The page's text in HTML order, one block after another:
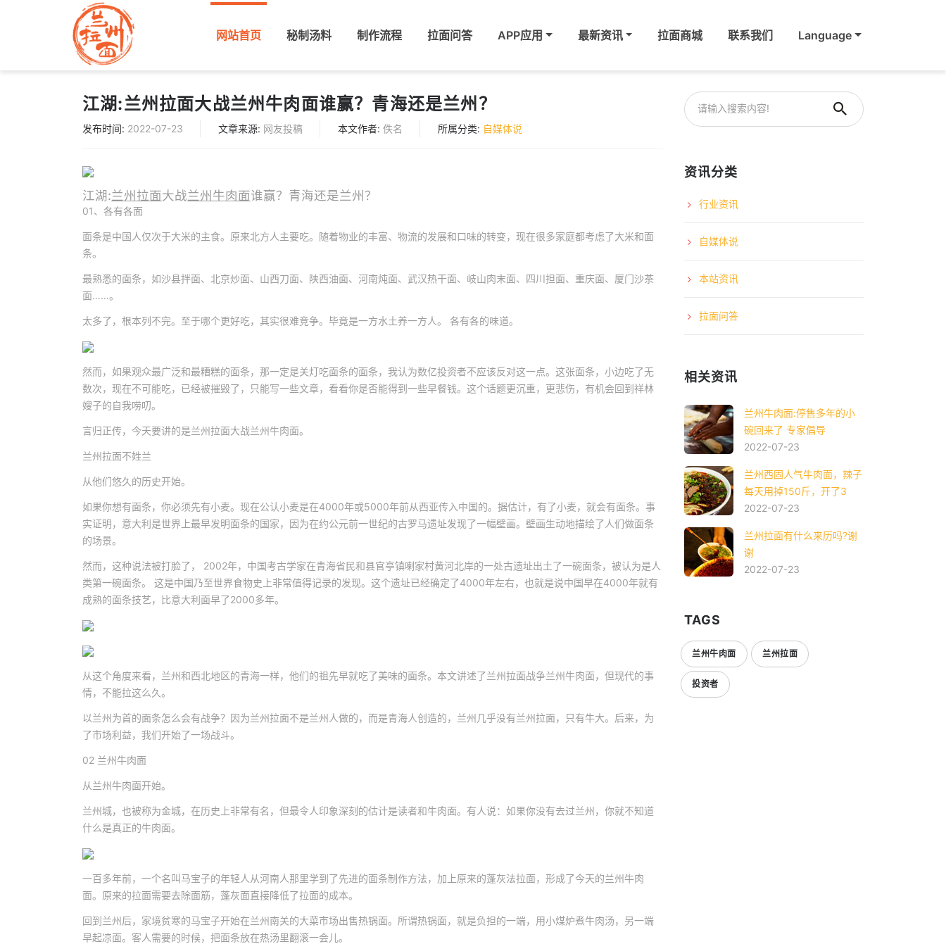
网站首页(current)秘制汤料 制作流程 拉面问答 APP应用 最新资讯 拉面商城 联系我们 Language
江湖:兰州拉面大战兰州牛肉面谁赢？青海还是兰州？
发布时间: 2022-07-23 文章来源: 网友投稿 本文作者: 佚名 所属分类: 自媒体说
江湖:兰州拉面大战兰州牛肉面谁赢？青海还是兰州？
01、各有各面
面条是中国人仅次于大米的主食。原来北方人主要吃。随着物业的丰富、物流的发展和口味的转变，现在很多家庭都考虑了大米和面
条。
最熟悉的面条，如沙县拌面、北京炒面、山西刀面、陕西油面、河南炖面、武汉热干面、岐山肉末面、四川担面、重庆面、厦门沙茶
面……。
太多了，根本列不完。至于哪个更好吃，其实很难竞争。毕竟是一方水土养一方人。 各有各的味道。
然而，如果观众最广泛和最糟糕的面条，那一定是关灯吃面条的面条，我认为数亿投资者不应该反对这一点。这张面条，小边吃了无
数次，现在不可能吃，已经被摧毁了，只能写一些文章，看看你是否能得到一些早餐钱。这个话题更沉重，更悲伤，有机会回到祥林
嫂子的自我唠叨。
言归正传，今天要讲的是兰州拉面大战兰州牛肉面。
兰州拉面不姓兰
从他们悠久的历史开始。
如果你想有面条，你必须先有小麦。现在公认小麦是在4000年或5000年前从西亚传入中国的。据估计，有了小麦，就会有面条。事
实证明，意大利是世界上最早发明面条的国家，因为在约公元前一世纪的古罗马遗址发现了一幅壁画。壁画生动地描绘了人们做面条
的场景。
然而，这种说法被打脸了， 2002年，中国考古学家在青海省民和县官亭镇喇家村黄河北岸的一处古遗址出土了一碗面条，被认为是人
类第一碗面条。 这是中国乃至世界食物史上非常值得记录的发现。这个遗址已经确定了4000年左右，也就是说中国早在4000年就有
成熟的面条技艺，比意大利面早了2000多年。
从这个角度来看，兰州和西北地区的青海一样，他们的祖先早就吃了美味的面条。本文讲述了兰州拉面战争兰州牛肉面，但现代的事
情，不能拉这么久。
以兰州为首的面条怎么会有战争？因为兰州拉面不是兰州人做的，而是青海人创造的，兰州几乎没有兰州拉面，只有牛大。后来，为
了市场利益，我们开始了一场战斗。
02 兰州牛肉面
从兰州牛肉面开始。
兰州城，也被称为金城，在历史上非常有名，但最令人印象深刻的估计是读者和牛肉面。有人说：如果你没有去过兰州，你就不知道
什么是真正的牛肉面。
一百多年前，一个名叫马宝子的年轻人从河南人那里学到了先进的面条制作方法，加上原来的蓬灰法拉面，形成了今天的兰州牛肉
面。原来的拉面需要去除面筋，蓬灰面直接降低了拉面的成本。
回到兰州后，家境贫寒的马宝子开始在兰州南关的大菜市场出售热锅面。所谓热锅面，就是负担的一端，用小煤炉煮牛肉汤，另一端
早起凉面。客人需要的时候，把面条放在热汤里翻滚一会儿。
资讯分类
行业资讯
自媒体说
本站资讯
拉面问答
相关资讯
兰州牛肉面:停售多年的小
碗回来了 专家倡导
2022-07-23
兰州西固人气牛肉面，辣子
每天用掉150斤，开了3
2022-07-23
兰州拉面有什么来历吗?谢
谢
2022-07-23
TAGS
兰州牛肉面 兰州拉面
投资者